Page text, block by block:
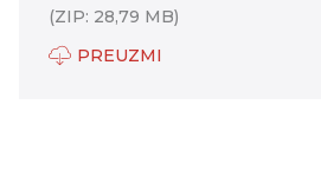
(ZIP: 28,79 MB)
PREUZMI